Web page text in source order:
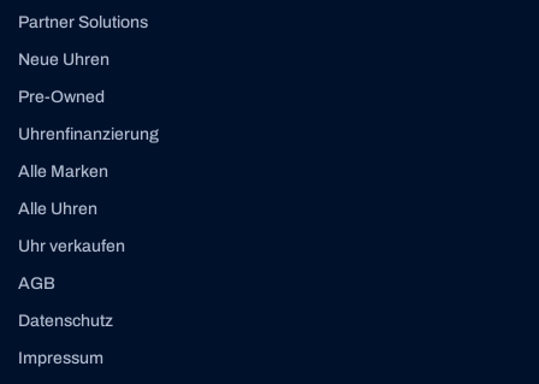
Partner Solutions
Neue Uhren
Pre-Owned
Uhrenfinanzierung
Alle Marken
Alle Uhren
Uhr verkaufen
AGB
Datenschutz
Impressum